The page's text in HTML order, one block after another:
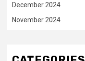
December 2024
November 2024